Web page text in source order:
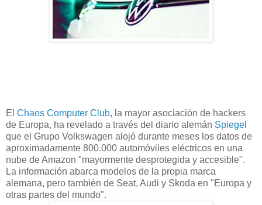
El Chaos Computer Club, la mayor asociación de hackers
de Europa, ha revelado a través del diario alemán Spiegel
que el Grupo Volkswagen alojó durante meses los datos de
aproximadamente 800.000 automóviles eléctricos en una
nube de Amazon "mayormente desprotegida y accesible".
La información abarca modelos de la propia marca
alemana, pero también de Seat, Audi y Skoda en "Europa y
otras partes del mundo".